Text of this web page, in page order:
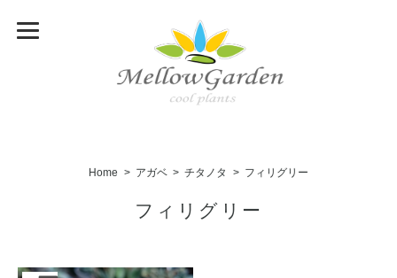
Home アガベ チタノタ フィリグリー
フィリグリー